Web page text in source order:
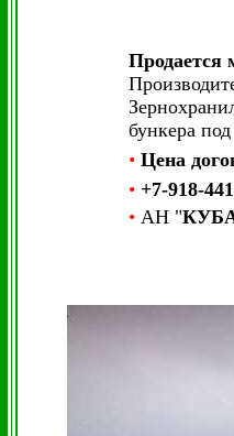
Продается
бункера
• Цена
• +7-918-
• АН "